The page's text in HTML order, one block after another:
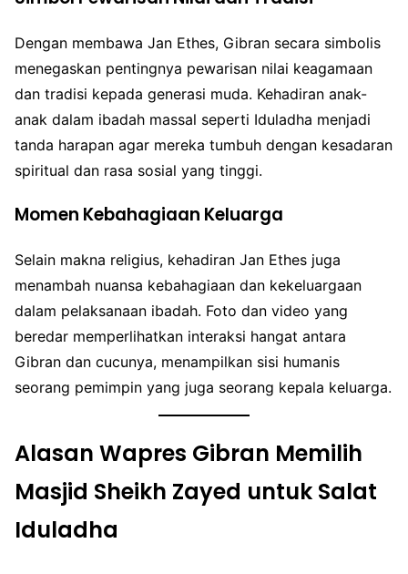
Dengan membawa Jan Ethes, Gibran secara simbolis
menegaskan pentingnya pewarisan nilai keagamaan
dan tradisi kepada generasi muda. Kehadiran anak-
anak dalam ibadah massal seperti Iduladha menjadi
tanda harapan agar mereka tumbuh dengan kesadaran
spiritual dan rasa sosial yang tinggi.
Momen Kebahagiaan Keluarga
Selain makna religius, kehadiran Jan Ethes juga
menambah nuansa kebahagiaan dan kekeluargaan
dalam pelaksanaan ibadah. Foto dan video yang
beredar memperlihatkan interaksi hangat antara
Gibran dan cucunya, menampilkan sisi humanis
seorang pemimpin yang juga seorang kepala keluarga.
Alasan Wapres Gibran Memilih
Masjid Sheikh Zayed untuk Salat
Iduladha